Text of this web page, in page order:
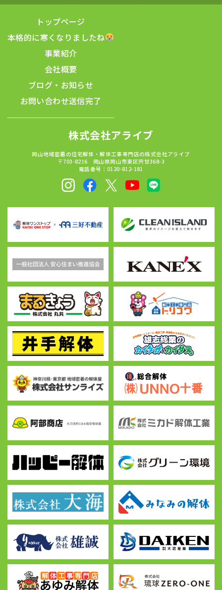
トップページ
本格的に寒くなりましたね
事業紹介
会社概要
ブログ・お知らせ
お問い合わせ送信完了
株式会社アライブ
岡山地域密着の住宅解体・解体工事専門店の株式会社アライブ
〒703-8216 岡山県岡山市東区宍甘368-3
電話番号：0120-812-181